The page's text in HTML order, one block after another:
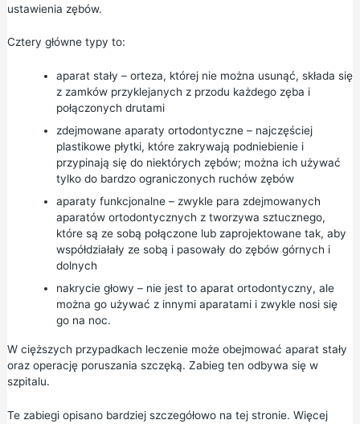
ustawienia zębów.
Cztery główne typy to:
aparat stały – orteza, której nie można usunąć, składa się
z zamków przyklejanych z przodu każdego zęba i
połączonych drutami
zdejmowane aparaty ortodontyczne – najczęściej
plastikowe płytki, które zakrywają podniebienie i
przypinają się do niektórych zębów; można ich używać
tylko do bardzo ograniczonych ruchów zębów
aparaty funkcjonalne – zwykle para zdejmowanych
aparatów ortodontycznych z tworzywa sztucznego,
które są ze sobą połączone lub zaprojektowane tak, aby
współdziałały ze sobą i pasowały do zębów górnych i
dolnych
nakrycie głowy – nie jest to aparat ortodontyczny, ale
można go używać z innymi aparatami i zwykle nosi się
go na noc.
W cięższych przypadkach leczenie może obejmować aparat stały
oraz operację poruszania szczęką. Zabieg ten odbywa się w
szpitalu.
Te zabiegi opisano bardziej szczegółowo na tej stronie. Więcej